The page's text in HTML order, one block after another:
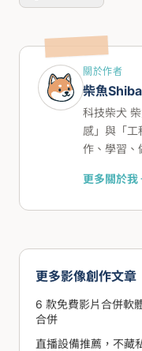
關於作者
柴魚Shiba
科技柴犬
感」與「工
作、學習、
更多關於
更多影像創作文章
6 款免費影片合併軟
合併
直播設備推薦，不藏